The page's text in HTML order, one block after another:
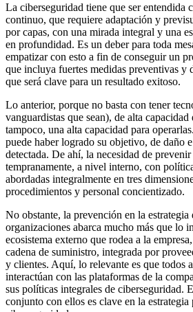
La ciberseguridad tiene que ser entendida
continuo, que requiere adaptación y
por capas, con una mirada integral y una
en profundidad. Es un deber para toda
empatizar con esto a fin de conseguir un
que incluya fuertes medidas preventivas y
que será clave para un resultado exitoso.
Lo anterior, porque no basta con tener
vanguardistas que sean), de alta capacidad
tampoco, una alta capacidad para
puede haber logrado su objetivo, de daño
detectada. De ahí, la necesidad de
tempranamente, a nivel interno, con
abordadas integralmente en tres
procedimientos y personal concientizado.
No obstante, la prevención en la estrategia
organizaciones abarca mucho más que lo
ecosistema externo que rodea a la
cadena de suministro, integrada por
y clientes. Aquí, lo relevante es que todos
interactúan con las plataformas de la
sus políticas integrales de ciberseguridad.
conjunto con ellos es clave en la estrategia